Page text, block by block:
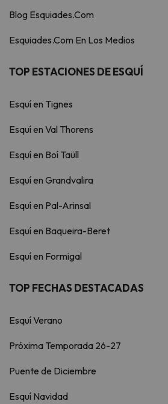
Blog Esquiades.Com
Esquiades.Com En Los Medios
TOP ESTACIONES DE ESQUÍ
Esquí en Tignes
Esquí en Val Thorens
Esquí en Boí Taüll
Esquí en Grandvalira
Esquí en Pal-Arinsal
Esquí en Baqueira-Beret
Esquí en Formigal
TOP FECHAS DESTACADAS
Esquí Verano
Próxima Temporada 26-27
Puente de Diciembre
Esquí Navidad